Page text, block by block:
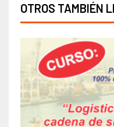
OTROS TAMBIÉN